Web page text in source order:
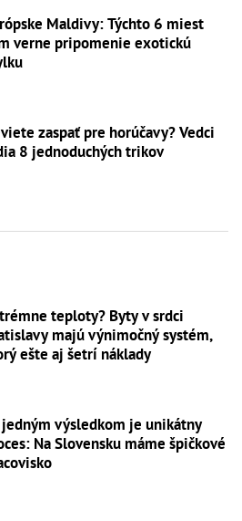
Maldivy: Týchto 6 miest
verne pripomenie exotickú
zaspať pre horúčavy? Vedci
8 jednoduchých trikov
teploty? Byty v srdci
majú výnimočný systém,
ešte aj šetrí náklady
jedným výsledkom je unikátny
Na Slovensku máme špičkové